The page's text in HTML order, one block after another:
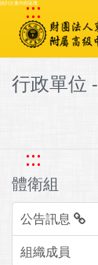
跳到主要內容區塊
:::
行政單位 -
:::
體衛組
公告訊息
組織成員